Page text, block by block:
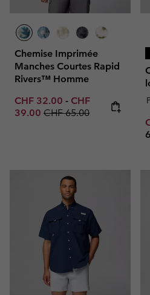
Chemise Imprimée
Manches Courtes Rapid
Rivers™ Homme
Minimum sale price:
CHF 32.00 - Maximum sale
CHF
39.00 Regular price:
CHF 65.00